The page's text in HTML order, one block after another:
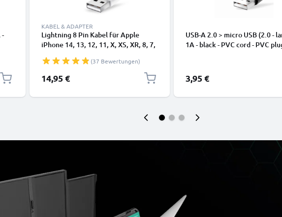
-
KABEL & ADAPTER
Lightning 8 Pin Kabel für Apple
iPhone 14, 13, 12, 11, X, XS, XR, 8, 7,
Datenkabel für Smartphone
(37 Bewertungen)
14,95 €
USB-A 2.0 > micro USB (2.0 -
1A - black - PVC cord - PVC
3,95 €